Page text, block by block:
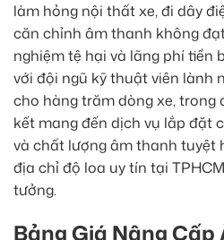
làm hỏng nội thất xe, đi dây
căn chỉnh âm thanh không
nghiệm tệ hại và lãng phí tiền
với đội ngũ kỹ thuật viên lành
cho hàng trăm dòng xe, trong
kết mang đến dịch vụ lắp đặt
và chất lượng âm thanh tuyệt
địa chỉ độ loa uy tín tại
tưởng.
Bảng Giá Nâng Cấp